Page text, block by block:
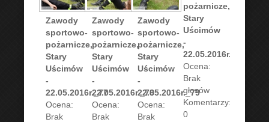
Zawody
sportowo-
pożarnicze,
Stary
Uścimów
-
22.05.2016r._77
Ocena:
Brak
Zawody
sportowo-
pożarnicze,
Stary
Uścimów
-
22.05.2016r._78
Ocena:
Brak
Zawody
sportowo-
pożarnicze,
Stary
Uścimów
-
22.05.2016r._79
Ocena:
Brak
pożarnicze,
Stary
Uścimów
-
22.05.2016r._80
Ocena:
Brak
głosów
Komentarzy:
0